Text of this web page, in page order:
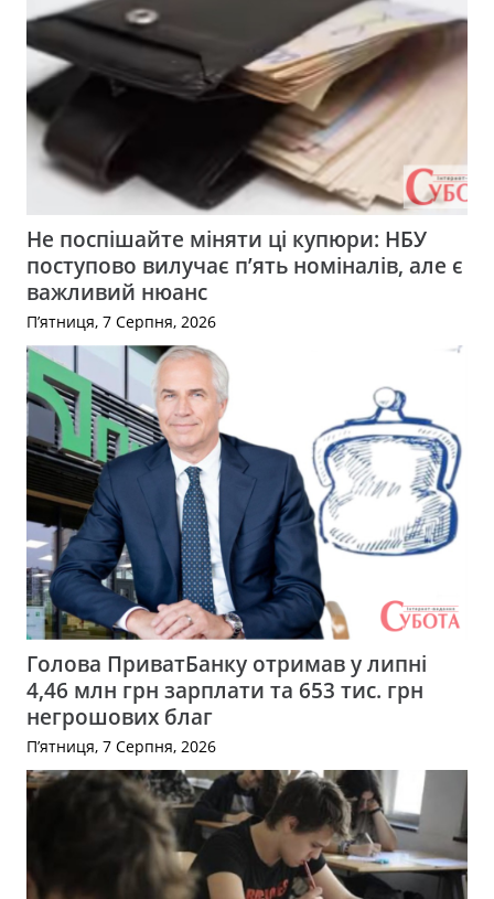
Не поспішайте міняти ці купюри: НБУ
поступово вилучає п’ять номіналів, але є
важливий нюанс
П’ятниця, 7 Серпня, 2026
Голова ПриватБанку отримав у липні
4,46 млн грн зарплати та 653 тис. грн
негрошових благ
П’ятниця, 7 Серпня, 2026